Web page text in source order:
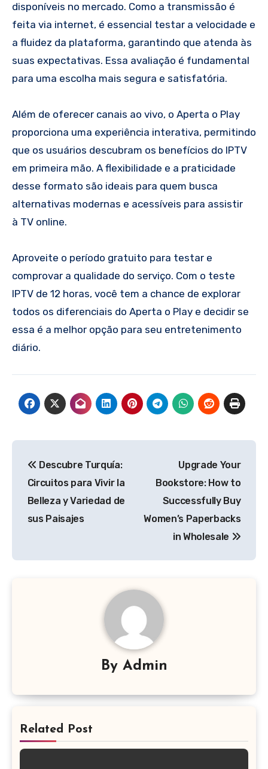
disponíveis no mercado. Como a transmissão é
feita via internet, é essencial testar a velocidade e
a fluidez da plataforma, garantindo que atenda às
suas expectativas. Essa avaliação é fundamental
para uma escolha mais segura e satisfatória.
Além de oferecer canais ao vivo, o Aperta o Play
proporciona uma experiência interativa, permitindo
que os usuários descubram os benefícios do IPTV
em primeira mão. A flexibilidade e a praticidade
desse formato são ideais para quem busca
alternativas modernas e acessíveis para assistir
à TV online.
Aproveite o período gratuito para testar e
comprovar a qualidade do serviço. Com o teste
IPTV de 12 horas, você tem a chance de explorar
todos os diferenciais do Aperta o Play e decidir se
essa é a melhor opção para seu entretenimento
diário.
navigation
Descubre Turquía:
Circuitos para Vivir la
Belleza y Variedad de
sus Paisajes
Upgrade Your
Bookstore: How to
Successfully Buy
Women’s Paperbacks
in Wholesale
By Admin
Related Post